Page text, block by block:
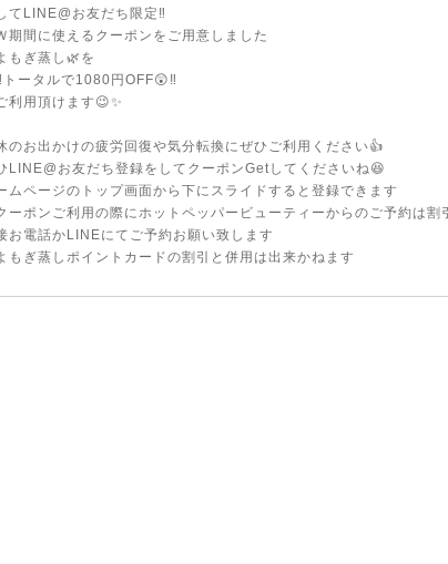
てLINE@お友だち限定‼
期間に使えるクーポンをご用意しました
もぎ蒸し🌿を
トータルで1080円OFF😲‼
利用頂けます😉✨
のお出かけの疲労回復や気分転換にぜひご利用ください👍
LINE@お友だち登録をしてクーポンGetしてくださいね😆
ムページのトップ画面から下にスライドすると登録できます
ーポンご利用の際にホットペッパービューティーからのご予約は割
お電話かLINEにてご予約お願い致します
もぎ蒸しポイントカードの割引と併用は出来かねます